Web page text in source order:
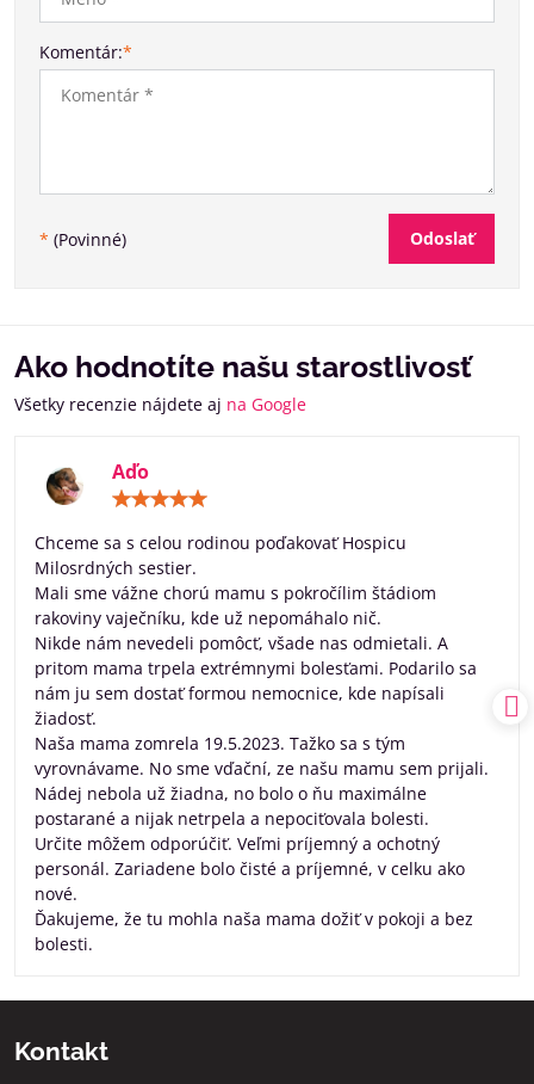
Komentár:*
* (Povinné) Odoslať
Ako hodnotíte našu starostlivosť
Všetky recenzie nájdete aj na Google
Aďo
5
Chceme sa s celou rodinou poďakovať Hospicu
Milosrdných sestier.
Mali sme vážne chorú mamu s pokročílim štádiom
rakoviny vaječníku, kde už nepomáhalo nič.
Nikde nám nevedeli pomôcť, všade nas odmietali. A
pritom mama trpela extrémnymi bolesťami. Podarilo sa
nám ju sem dostať formou nemocnice, kde napísali
žiadosť.
Naša mama zomrela 19.5.2023. Tažko sa s tým
vyrovnávame. No sme vďační, ze našu mamu sem prijali.
Nádej nebola už žiadna, no bolo o ňu maximálne
postarané a nijak netrpela a nepociťovala bolesti.
Určite môžem odporúčiť. Veľmi príjemný a ochotný
personál. Zariadene bolo čisté a príjemné, v celku ako
nové.
Ďakujeme, že tu mohla naša mama dožiť v pokoji a bez
bolesti.
Kontakt